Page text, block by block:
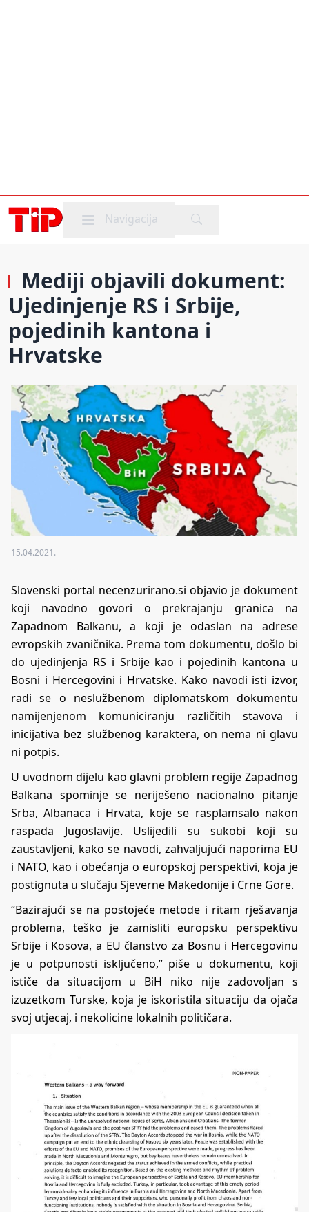
Mobile menu
Navigacija
Mediji objavili dokument:
Ujedinjenje RS i Srbije,
pojedinih kantona i
Hrvatske
15.04.2021.
Slovenski portal necenzurirano.si objavio je dokument
koji navodno govori o prekrajanju granica na
Zapadnom Balkanu, a koji je odaslan na adrese
evropskih zvaničnika. Prema tom dokumentu, došlo bi
do ujedinjenja RS i Srbije kao i pojedinih kantona u
Bosni i Hercegovini i Hrvatske. Kako navodi isti izvor,
radi se o neslužbenom diplomatskom dokumentu
namijenjenom komuniciranju različitih stavova i
inicijativa bez službenog karaktera, on nema ni glavu
ni potpis.
U uvodnom dijelu kao glavni problem regije Zapadnog
Balkana spominje se neriješeno nacionalno pitanje
Srba, Albanaca i Hrvata, koje se rasplamsalo nakon
raspada Jugoslavije. Uslijedili su sukobi koji su
zaustavljeni, kako se navodi, zahvaljujući naporima EU
i NATO, kao i obećanja o europskoj perspektivi, koja je
postignuta u slučaju Sjeverne Makedonije i Crne Gore.
“Bazirajući se na postojeće metode i ritam rješavanja
problema, teško je zamisliti europsku perspektivu
Srbije i Kosova, a EU članstvo za Bosnu i Hercegovinu
je u potpunosti isključeno,” piše u dokumentu, koji
ističe da situacijom u BiH niko nije zadovoljan s
izuzetkom Turske, koja je iskoristila situaciju da ojača
svoj utjecaj, i nekolicine lokalnih političara.